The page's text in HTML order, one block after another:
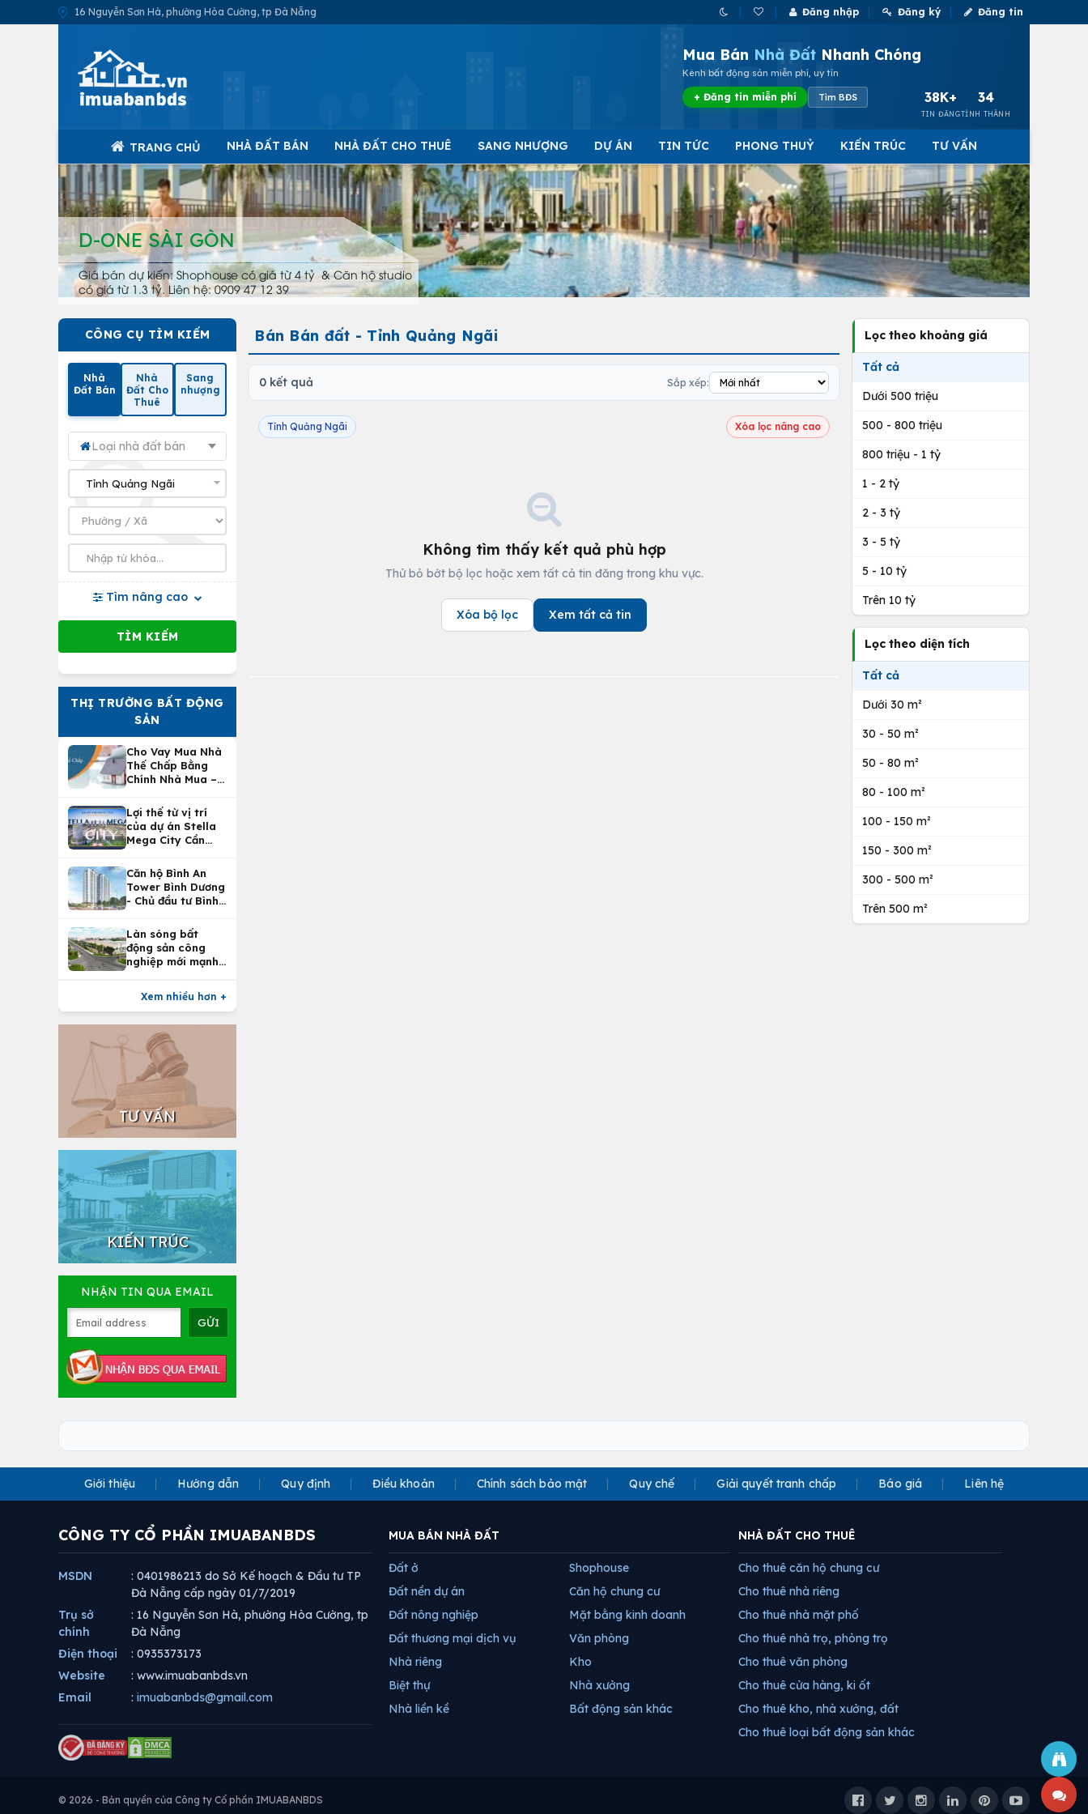
16 Nguyễn Sơn Hà, phường Hòa Cường, tp Đà Nẵng Đăng nhập Đăng ký Đăng tin
Mua Bán Nhà Đất Nhanh Chóng
Kênh bất động sản miễn phí, uy tín
+ Đăng tin miễn phí Tìm BĐS 38K+
TIN ĐĂNG
34
TỈNH THÀNH
TRANG CHỦ NHÀ ĐẤT BÁN NHÀ ĐẤT CHO THUÊ SANG NHƯỢNG DỰ ÁN TIN TỨC PHONG THUỶ KIẾN TRÚC TƯ VẤN
D-ONE SÀI GÒN
Giá bán dự kiến: Shophouse có giá từ 4 tỷ & Căn hộ studio
có giá từ 1.3 tỷ. Liên hệ: 0909 47 12 39
CÔNG CỤ TÌM KIẾM
Nhà
Đất Bán
Nhà
Đất Cho
Thuê
Sang
nhượng
Loại nhà đất bán
Tìm nâng cao
THỊ TRƯỜNG BẤT ĐỘNG
SẢN
Cho Vay Mua Nhà
Thế Chấp Bằng
Chính Nhà Mua –
Nhà Tại
Vietcombank
Lợi thế từ vị trí
của dự án Stella
Mega City Cần
Căn hộ Bình An
Tower Bình Dương
- Chủ đầu tư Bình
Làn sóng bất
động sản công
nghiệp mới mạnh
Xem nhiều hơn +
TƯ VẤN
KIẾN TRÚC
NHẬN TIN QUA EMAIL
Bán Bán đất - Tỉnh Quảng Ngãi
0 kết quả Sắp xếp:
Tỉnh Quảng Ngãi Xóa lọc nâng cao
Không tìm thấy kết quả phù hợp
Thử bỏ bớt bộ lọc hoặc xem tất cả tin đăng trong khu vực.
Xóa bộ lọc Xem tất cả tin
Lọc theo khoảng giá
Tất cả
Dưới 500 triệu
500 - 800 triệu
800 triệu - 1 tỷ
1 - 2 tỷ
2 - 3 tỷ
3 - 5 tỷ
5 - 10 tỷ
Trên 10 tỷ
Lọc theo diện tích
Tất cả
Dưới 30 m²
30 - 50 m²
50 - 80 m²
80 - 100 m²
100 - 150 m²
150 - 300 m²
300 - 500 m²
Trên 500 m²
Giới thiệu Hướng dẫn Quy định Điều khoản Chính sách bảo mật Quy chế Giải quyết tranh chấp Báo giá Liên hệ
CÔNG TY CỔ PHẦN IMUABANBDS
MSDN
: 0401986213 do Sở Kế hoạch & Đầu tư TP
Đà Nẵng cấp ngày 01/7/2019
Trụ sở
chính
: 16 Nguyễn Sơn Hà, phường Hòa Cường, tp
Đà Nẵng
Điện thoại
: 0935373173
Website
: www.imuabanbds.vn
Email
: imuabanbds@gmail.com
MUA BÁN NHÀ ĐẤT
Đất ở
Đất nền dự án
Đất nông nghiệp
Đất thương mại dịch vụ
Nhà riêng
Biệt thự
Nhà liền kề
Shophouse
Căn hộ chung cư
Mặt bằng kinh doanh
Văn phòng
Kho
Nhà xưởng
Bất động sản khác
NHÀ ĐẤT CHO THUÊ
Cho thuê căn hộ chung cư
Cho thuê nhà riêng
Cho thuê nhà mặt phố
Cho thuê nhà trọ, phòng trọ
Cho thuê văn phòng
Cho thuê cửa hàng, ki ốt
Cho thuê kho, nhà xưởng, đất
Cho thuê loại bất động sản khác
© 2026 - Bản quyền của Công ty Cổ phần IMUABANBDS